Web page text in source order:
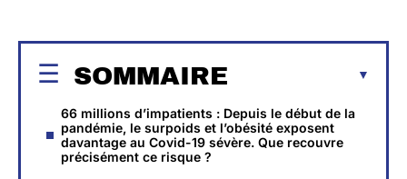
SOMMAIRE
66 millions d’impatients : Depuis le début de la
pandémie, le surpoids et l’obésité exposent
davantage au Covid-19 sévère. Que recouvre
précisément ce risque ?